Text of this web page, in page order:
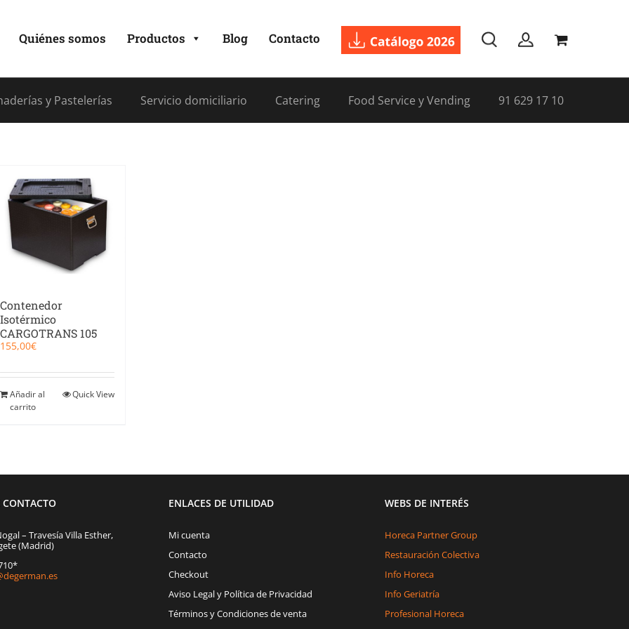
Quiénes somos Productos Blog Contacto
y Pastelerías Servicio domiciliario Catering Food Service y Vending 91 629 17 10
Contenedor
Isotérmico
CARGOTRANS 105
155,00€
Añadir al
carrito
Quick View
CONTACTO
– Travesía Villa Esther,
(Madrid)
ENLACES DE UTILIDAD
Mi cuenta
Contacto
Checkout
Aviso Legal y Política de Privacidad
Términos y Condiciones de venta
WEBS DE INTERÉS
Horeca Partner Group
Restauración Colectiva
Info Horeca
Info Geriatría
Profesional Horeca